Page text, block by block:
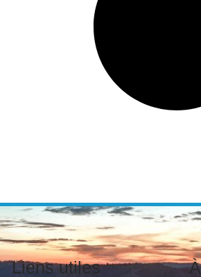
Liens utiles